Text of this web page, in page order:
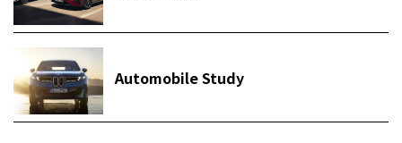
Automobile Study